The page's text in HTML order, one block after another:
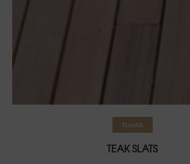
Weiterlesen
Nautik
TEAK SLATS